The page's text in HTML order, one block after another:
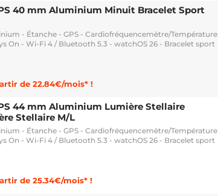
40 mm Aluminium Minuit Bracelet Sport
- Étanche - GPS - Cardiofréquencemètre/Température
On - Wi-Fi 4 / Bluetooth 5.3 - watchOS 26 - Bracelet sport
de 22.84€/mois* !
44 mm Aluminium Lumière Stellaire
Stellaire M/L
- Étanche - GPS - Cardiofréquencemètre/Température
On - Wi-Fi 4 / Bluetooth 5.3 - watchOS 26 - Bracelet sport
de 25.34€/mois* !